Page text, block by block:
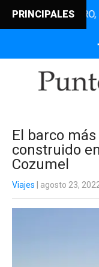
PRINCIPALESEL
El barco
construido
Cozumel
Viajes | agosto 23,